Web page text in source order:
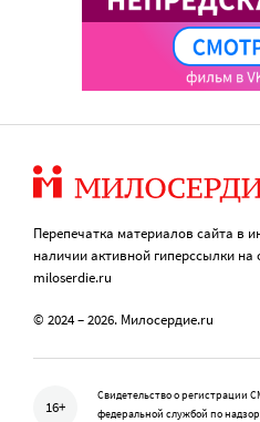
Перепечатка материалов сайта в
наличии активной гиперссылки
miloserdie.ru
© 2024 – 2026. Милосердие.ru
16+
Свидетельство о регистрации
федеральной службой по